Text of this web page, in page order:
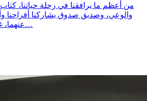
من أعظم ما يرافقنا في رحلة حياتنا، كتاب
والوعي، وصديق صدوق يشاركنا أفراحنا
عنهما، غير أنه هناك من له رأي…